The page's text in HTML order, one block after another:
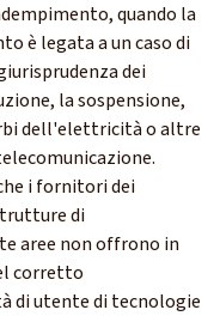
quando la
è legata a un caso di
dei
la sospensione,
dell'elettricità o altre
i fornitori dei
di
aree non offrono in
corretto
di utente di tecnologie